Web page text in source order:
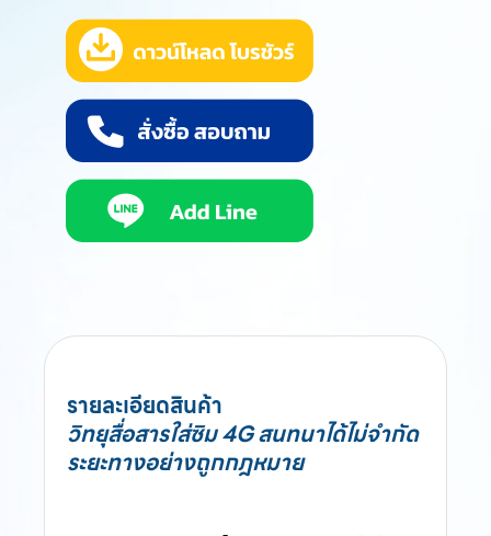
รายละเอียดสินค้า
วิทยุสื่อสารใส่ซิม 4G สนทนาได้ไม่จำกัด
ระยะทางอย่างถูกกฎหมาย